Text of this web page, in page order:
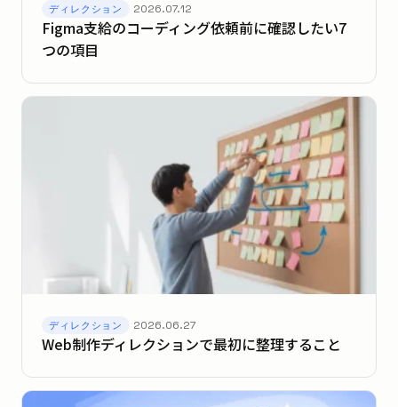
ディレクション 2026.07.12
Figma支給のコーディング依頼前に確認したい7
つの項目
ディレクション 2026.06.27
Web制作ディレクションで最初に整理すること